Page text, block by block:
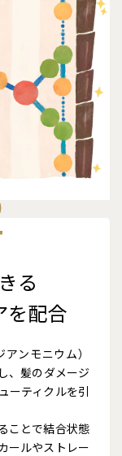
る
を配合
ンモニウム）
、髪のダメージ
ーティクルを引
ことで結合状態
ールやストレー